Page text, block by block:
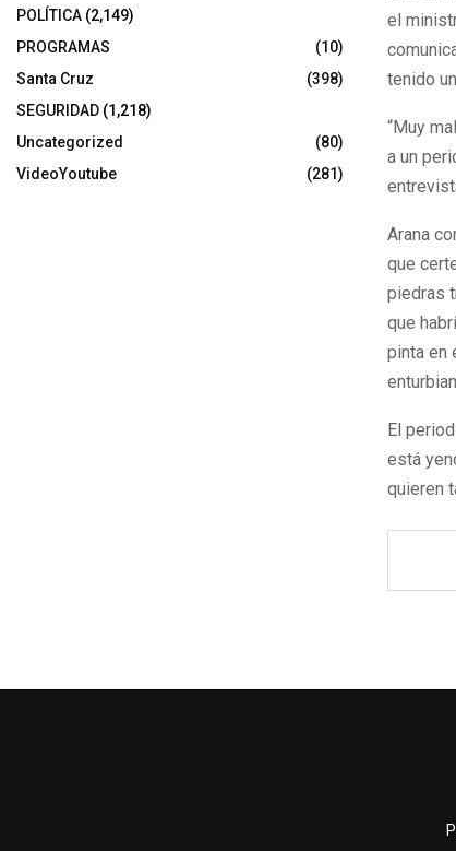
el
tenido
“Muy
a un
Arana
que
piedras
que
pinta en
El
está
quieren
POLÍTICA (2,149)
PROGRAMAS
(10)
Santa Cruz
(398)
SEGURIDAD (1,218)
Uncategorized
(80)
VideoYoutube
(281)